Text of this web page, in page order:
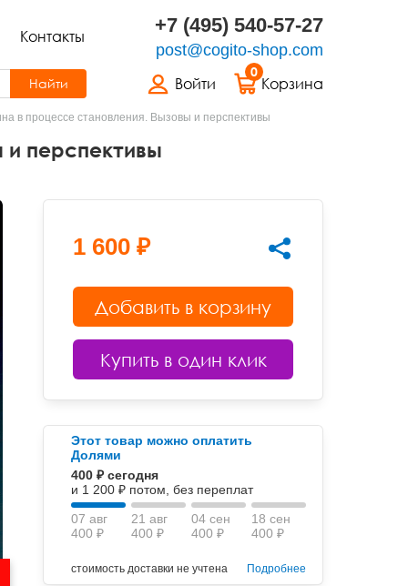
Контакты +7 (495) 540-57-27
post@cogito-shop.com
Войти
0
Корзина
Найти
в процессе становления. Вызовы и перспективы
перспективы
1 600 ₽
Добавить в корзину
Купить в один клик
Этот товар можно оплатить
Долями
400 ₽ сегодня
и 1 200 ₽ потом, без переплат
07 авг
400 ₽
21 авг
400 ₽
04 сен
400 ₽
18 сен
400 ₽
стоимость доставки не учтена Подробнее